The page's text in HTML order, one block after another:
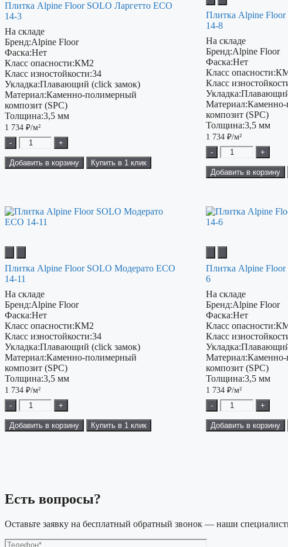
Плитка Alpine Floor SOLO Ларгетто ЕСО
14-3
На складе
Бренд:Alpine Floor
Фаска:Нет
Класс опасности:КМ2
Класс изностойкости:34
Укладка:Плавающий (click замок)
Материал:Каменно-полимерный
композит (SPC)
Толщина:3,5 мм
1 734 ₽/м²
-
+
Добавить в корзину Купить в 1 клик
Плитка Alpine
14-8
На складе
Бренд:Alpine Floor
Фаска:Нет
Класс опасности:
Класс
Укладка:
Материал:
композит (SPC)
Толщина:3,5 мм
1 734₽/м²
-
+
Добавить в корзину
Плитка Alpine Floor SOLO Модерато ЕСО
14-11
На складе
Бренд:Alpine Floor
Фаска:Нет
Класс опасности:КМ2
Класс изностойкости:34
Укладка:Плавающий (click замок)
Материал:Каменно-полимерный
композит (SPC)
Толщина:3,5 мм
1 734 ₽/м²
-
+
Добавить в корзину Купить в 1 клик
Плитка Alpine
6
На складе
Бренд:Alpine Floor
Фаска:Нет
Класс опасности:
Класс
Укладка:
Материал:
композит (SPC)
Толщина:3,5 мм
1 734₽/м²
-
+
Добавить в корзину
Есть вопросы?
Оставьте заявку на бесплатный обратный звонок — наши